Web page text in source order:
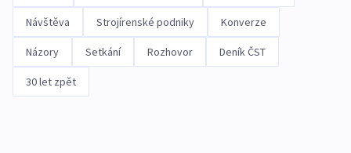
Návštěva Strojírenské podniky Konverze
Názory Setkání Rozhovor Deník ČST
30 let zpět